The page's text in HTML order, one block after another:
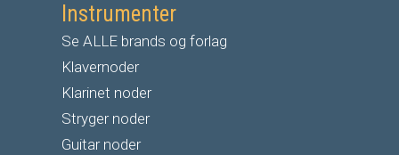
Instrumenter
Se ALLE brands og forlag
Klavernoder
Klarinet noder
Stryger noder
Guitar noder